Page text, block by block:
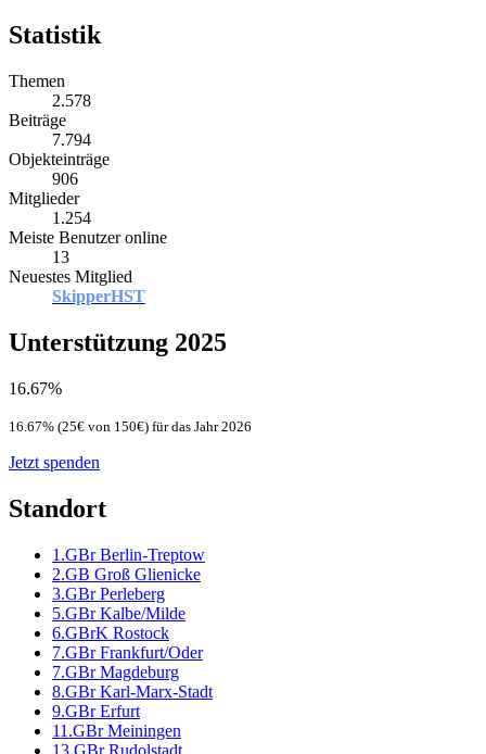
Statistik
Themen
2.578
Beiträge
7.794
Objekteinträge
906
Mitglieder
1.254
Meiste Benutzer online
13
Neuestes Mitglied
SkipperHST
Unterstützung 2025
16.67%
16.67% (25€ von 150€) für das Jahr 2026
Jetzt spenden
Standort
1.GBr Berlin-Treptow
2.GB Groß Glienicke
3.GBr Perleberg
5.GBr Kalbe/Milde
6.GBrK Rostock
7.GBr Frankfurt/Oder
7.GBr Magdeburg
8.GBr Karl-Marx-Stadt
9.GBr Erfurt
11.GBr Meiningen
13.GBr Rudolstadt